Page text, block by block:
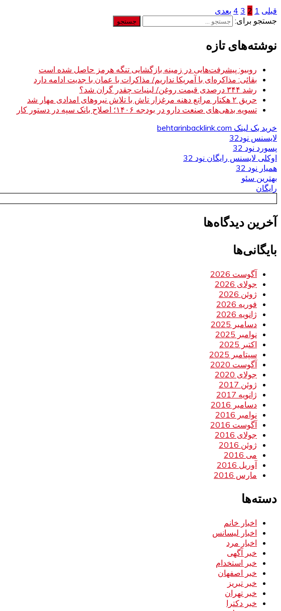
قبلی 1
2
3
4 بعدی
جستجو برای:
نوشته‌های تازه
روبیو: پیشرفت‌هایی در زمینه بازگشایی تنگه هرمز حاصل شده است
بقائی: مذاکره‌ای با آمریکا نداریم/ مذاکرات با عمان با جدیت ادامه دارد
رشد ۳۴۴ درصدی قیمت روغن/ لبنیات چقدر گران شد؟
حریق ۲ هکتار مراتع دهنه مرغزار تاش با تلاش نیروهای امدادی مهار شد
تسویه بدهی‌های صنعت دارو در بودجه ۱۴۰۶؛ اصلاح بانک سپه در دستور کار
خرید بک لینک behtarinbacklink.com
لایسنس نود32
پسورد نود 32
اوکلی لایسنس رایگان نود 32
همیار نود 32
بهترین سئو
رایگان
آخرین دیدگاه‌ها
بایگانی‌ها
آگوست 2026
جولای 2026
ژوئن 2026
فوریه 2026
ژانویه 2026
دسامبر 2025
نوامبر 2025
اکتبر 2025
سپتامبر 2025
آگوست 2020
جولای 2020
ژوئن 2017
ژانویه 2017
دسامبر 2016
نوامبر 2016
آگوست 2016
جولای 2016
ژوئن 2016
می 2016
آوریل 2016
مارس 2016
دسته‌ها
اخبار خانم
اخبار لیسانس
اخبار مرد
خبر آگهی
خبر استخدام
خبر اصفهان
خبر تبریز
خبر تهران
خبر دکترا